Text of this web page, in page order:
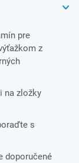
pre
z
na zložky
s
doporučené